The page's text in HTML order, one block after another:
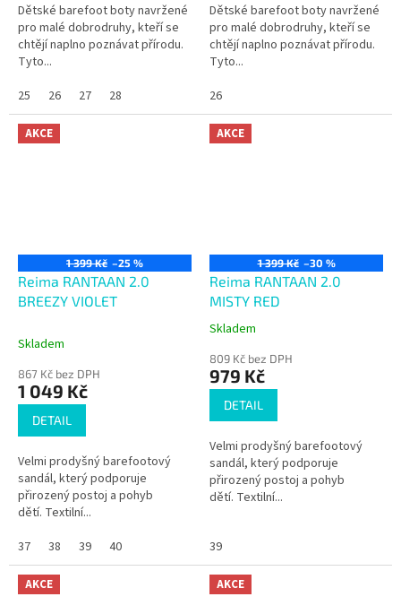
Dětské barefoot boty navržené
pro malé dobrodruhy, kteří se
chtějí naplno poznávat přírodu.
Tyto...
25
26 27 28
Dětské barefoot boty navržené
pro malé dobrodruhy, kteří se
chtějí naplno poznávat přírodu.
Tyto...
26
AKCE
1 399 Kč –25 %
Reima RANTAAN 2.0
BREEZY VIOLET
Skladem
867 Kč bez DPH
1 049 Kč
DETAIL
Velmi prodyšný barefootový
sandál, který podporuje
přirozený postoj a pohyb
dětí. Textilní...
37
38 39 40
AKCE
1 399 Kč –30 %
Reima RANTAAN 2.0
MISTY RED
Průměrné
produktu
je
hvězdiček.
Skladem
809 Kč bez DPH
979 Kč
DETAIL
Velmi prodyšný barefootový
sandál, který podporuje
přirozený postoj a pohyb
dětí. Textilní...
39
AKCE AKCE